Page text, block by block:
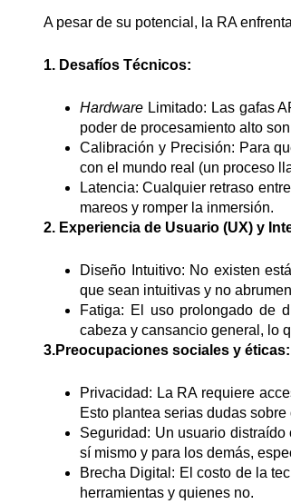
A pesar de su potencial, la RA
1. Desafíos Técnicos:
Hardware Limitado: Las gafas
poder de procesamiento alto
Calibración y Precisión: Para
con el mundo real (un proceso
Latencia: Cualquier retraso
mareos y romper la inmersión.
2. Experiencia de Usuario (UX) y
Diseño Intuitivo: No existen
que sean intuitivas y no
Fatiga: El uso prolongado de
cabeza y cansancio general, lo
3.Preocupaciones sociales y éticas:
Privacidad: La RA requiere
Esto plantea serias dudas
Seguridad: Un usuario
sí mismo y para los demás,
Brecha Digital: El costo de la
herramientas y quienes no.